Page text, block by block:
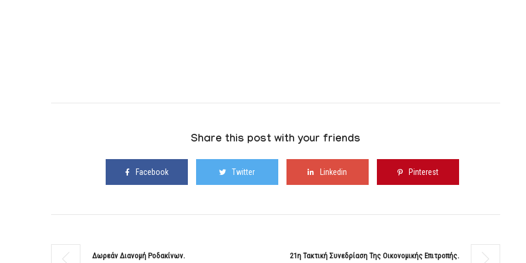
Share this post with your friends
Facebook Twitter Linkedin Pinterest
Δωρεάν Διανομή Ροδακίνων.
21η Τακτική Συνεδρίαση Της Οικονομικής Επιτροπής.